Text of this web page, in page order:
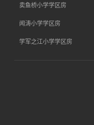
卖鱼桥小学学区房
闻涛小学学区房
学军之江小学学区房